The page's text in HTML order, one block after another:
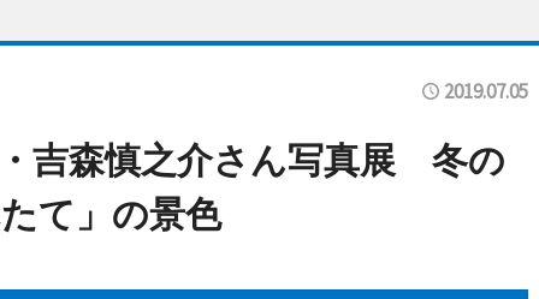
2019.07.05
吉森慎之介さん写真展 冬の
て」の景色